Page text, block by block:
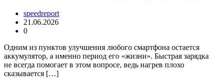
speedreport
21.06.2026
0
Одним из пунктов улучшения любого смартфона остается
аккумулятор, а именно период его «жизни». Быстрая зарядка
не всегда помогает в этом вопросе, ведь нагрев плохо
сказывается […]